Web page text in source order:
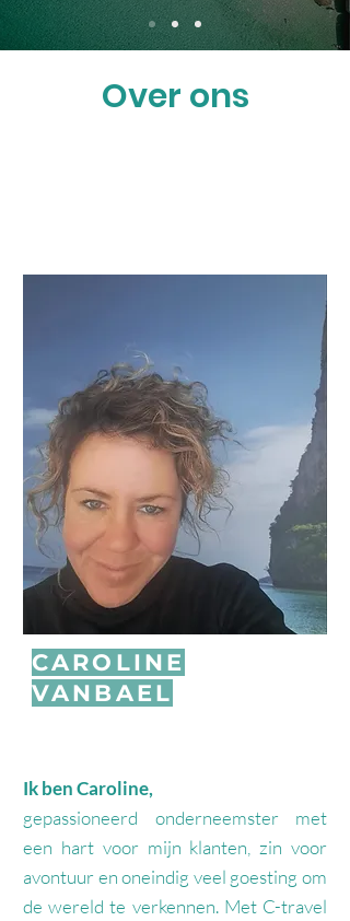
Over ons
CAROLINE
VANBAEL
Ik ben Caroline,
gepassioneerd onderneemster met
een hart voor mijn klanten, zin voor
avontuur en oneindig veel goesting om
de wereld te verkennen. Met C-travel